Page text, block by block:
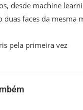
desde machine
faces da mesma
pela primeira vez